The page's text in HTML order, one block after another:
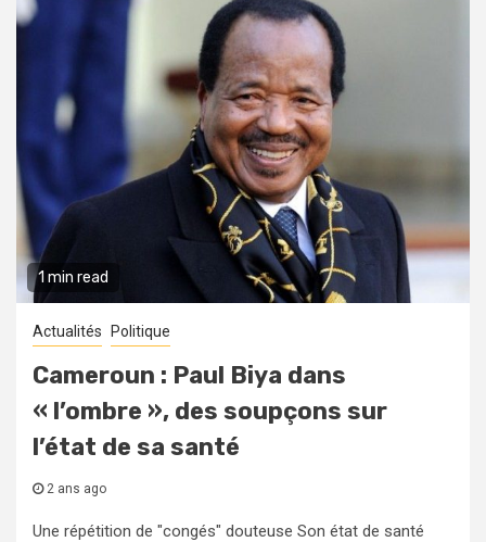
1 min read
Actualités Politique
Cameroun : Paul Biya dans
« l’ombre », des soupçons sur
l’état de sa santé
2 ans ago
Une répétition de "congés" douteuse Son état de santé